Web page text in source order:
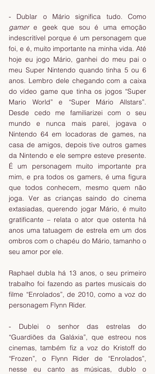
gamer e geek que sou é uma emoção
indescritível porque é um personagem que
foi, e é, muito importante na minha vida. Até
hoje eu jogo Mário, ganhei do meu pai o
meu Super Nintendo quando tinha 5 ou 6
anos. Lembro dele chegando com a caixa
do vídeo game que tinha os jogos “Super
Mario World” e “Super Mário Allstars”.
Desde cedo me familiarizei com o seu
mundo e nunca mais parei, jogava o
Nintendo 64 em locadoras de games, na
casa de amigos, depois tive outros games
da Nintendo e ele sempre esteve presente.
É um personagem muito importante pra
mim, e pra todos os gamers, é uma figura
que todos conhecem, mesmo quem não
joga. Ver as crianças saindo do cinema
extasiadas, querendo jogar Mário, é muito
gratificante – relata o ator que ostenta há
anos uma tatuagem de estrela em um dos
ombros com o chapéu do Mário, tamanho o
seu amor por ele.
Raphael dubla há 13 anos, o seu primeiro
trabalho foi fazendo as partes musicais do
filme “Enrolados”, de 2010, como a voz do
personagem Flynn Rider.
- Dublei o senhor das estrelas do
“Guardiões da Galáxia”, que estreou nos
cinemas, também fiz a voz do Kristoff do
“Frozen”, o Flynn Rider de “Enrolados”,
nesse eu canto as músicas, dublo o